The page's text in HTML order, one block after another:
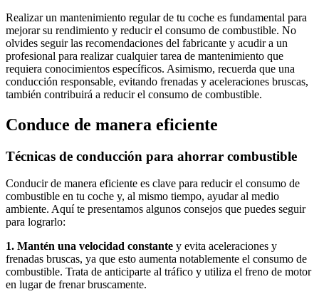
Realizar un mantenimiento regular de tu coche es fundamental para
mejorar su rendimiento y reducir el consumo de combustible. No
olvides seguir las recomendaciones del fabricante y acudir a un
profesional para realizar cualquier tarea de mantenimiento que
requiera conocimientos específicos. Asimismo, recuerda que una
conducción responsable, evitando frenadas y aceleraciones bruscas,
también contribuirá a reducir el consumo de combustible.
Conduce de manera eficiente
Técnicas de conducción para ahorrar combustible
Conducir de manera eficiente es clave para reducir el consumo de
combustible en tu coche y, al mismo tiempo, ayudar al medio
ambiente. Aquí te presentamos algunos consejos que puedes seguir
para lograrlo:
1. Mantén una velocidad constante y evita aceleraciones y
frenadas bruscas, ya que esto aumenta notablemente el consumo de
combustible. Trata de anticiparte al tráfico y utiliza el freno de motor
en lugar de frenar bruscamente.